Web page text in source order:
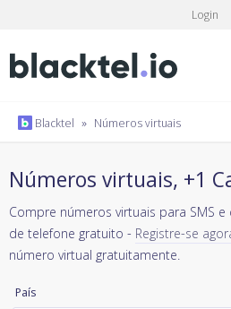
Login
Blacktel » Números virtuais
Números virtuais, +1
Compre números virtuais para SMS
de telefone gratuito - Registre-se
número virtual gratuitamente.
País